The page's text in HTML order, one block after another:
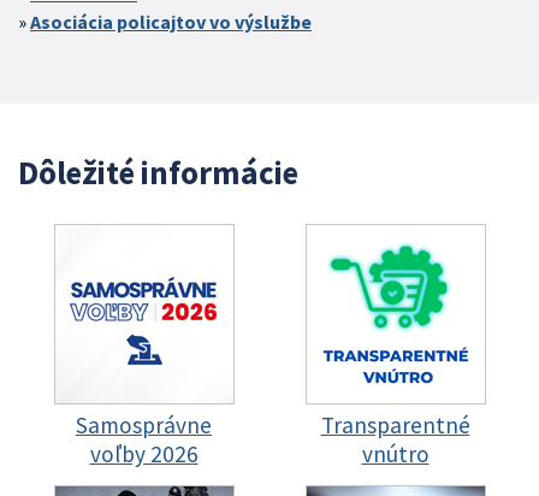
Asociácia policajtov vo výslužbe
Dôležité informácie
Samosprávne
voľby 2026
Transparentné
vnútro